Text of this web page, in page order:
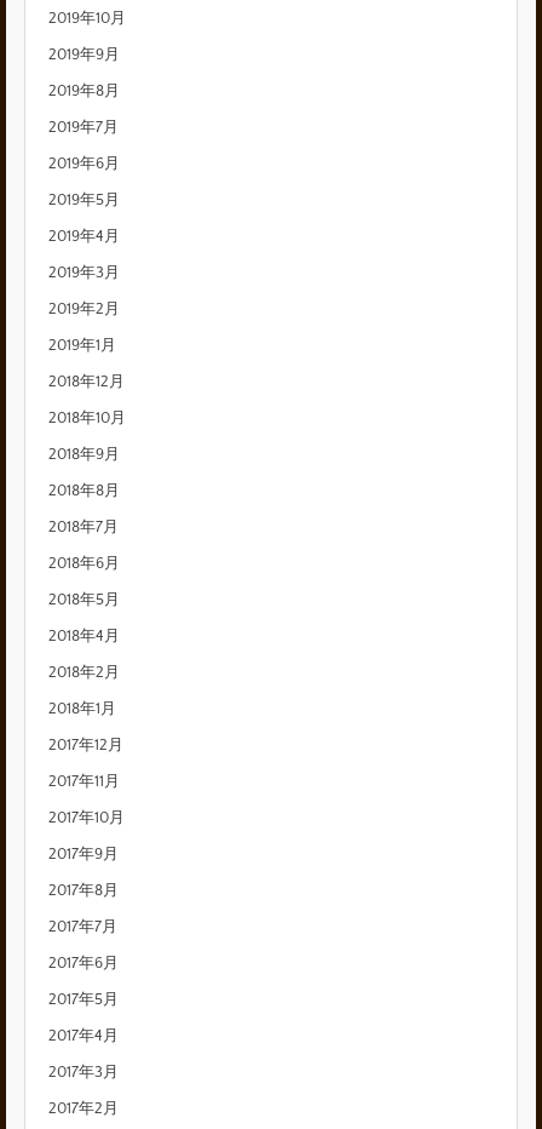
2019年10月
2019年9月
2019年8月
2019年7月
2019年6月
2019年5月
2019年4月
2019年3月
2019年2月
2019年1月
2018年12月
2018年10月
2018年9月
2018年8月
2018年7月
2018年6月
2018年5月
2018年4月
2018年2月
2018年1月
2017年12月
2017年11月
2017年10月
2017年9月
2017年8月
2017年7月
2017年6月
2017年5月
2017年4月
2017年3月
2017年2月